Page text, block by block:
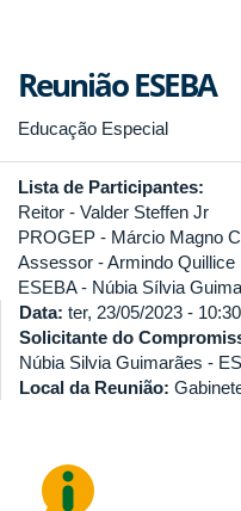
Reunião ESEBA
Educação Especial
Lista de Participantes:
Reitor - Valder Steffen Jr
PROGEP - Márcio Magno
Assessor - Armindo Quillice
ESEBA - Núbia Sílvia
Data: ter, 23/05/2023 - 10:30
Solicitante do
Núbia Silvia Guimarães -
Local da Reunião: